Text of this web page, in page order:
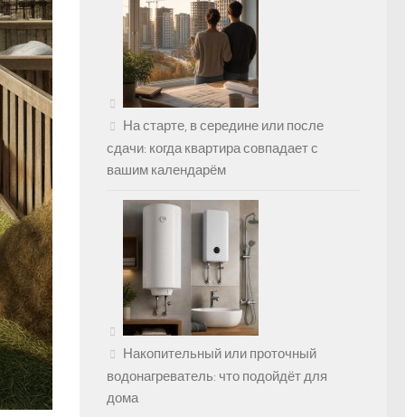
На старте, в середине или после
сдачи: когда квартира совпадает с
вашим календарём
Накопительный или проточный
водонагреватель: что подойдёт для
дома